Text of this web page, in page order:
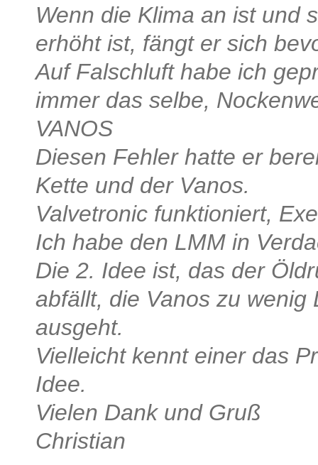
Wenn die Klima an ist und
erhöht ist, fängt er sich
Auf Falschluft habe ich
immer das selbe,
VANOS
Diesen Fehler hatte er
Kette und der Vanos.
Valvetronic funktioniert,
Ich habe den LMM in
Die 2. Idee ist, das der
abfällt, die Vanos zu
ausgeht.
Vielleicht kennt einer das
Idee.
Vielen Dank und Gruß
Christian